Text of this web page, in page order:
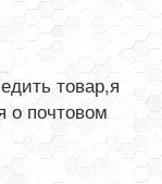
товар,я
о почтовом